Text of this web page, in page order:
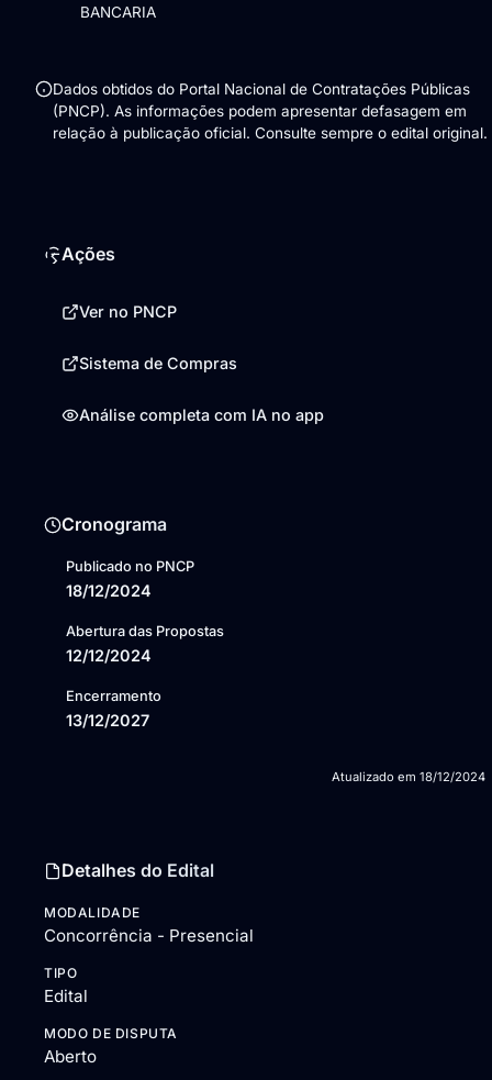
BANCARIA
Dados obtidos do Portal Nacional de Contratações Públicas
(PNCP). As informações podem apresentar defasagem em
relação à publicação oficial. Consulte sempre o edital original.
Ações
Ver no PNCP
Sistema de Compras
Análise completa com IA no app
Cronograma
Publicado no PNCP
18/12/2024
Abertura das Propostas
12/12/2024
Encerramento
13/12/2027
Atualizado em 18/12/2024
Detalhes do Edital
MODALIDADE
Concorrência - Presencial
TIPO
Edital
MODO DE DISPUTA
Aberto